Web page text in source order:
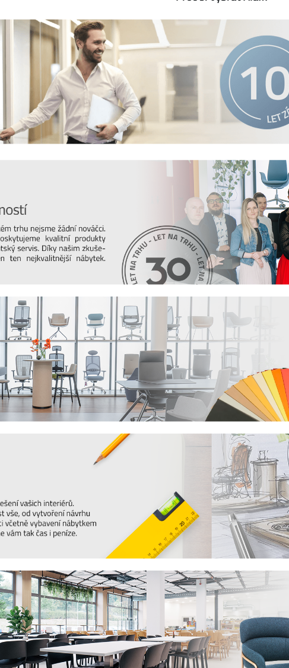
o tloušťce 18 mm s ABS hranou 1mm obvykle
nosnosti 25 kg (do skříní širokých 1000 mm doporučujeme police o
Pokud víte, že chcete do skříně uložit těžké věci, doporučujeme
Skříně jsou standardně opatřeny zámky a panty,které mají
oceníte generální klíč a systém vyměnitelných zámkových
370mm – 2130mm) a čtyř šířek
(800-1000-1200-1600mm).
skládat na sebea vytvořit si tak svou vlastní sestavu. Kromě
i materiály, např. lamino s dýhou.